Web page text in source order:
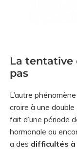
La tentative
pas
L’autre
croire à une
fait d’une période
hormonale ou
a des difficultés à